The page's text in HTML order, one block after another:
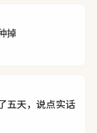
掉
五天，说点实话